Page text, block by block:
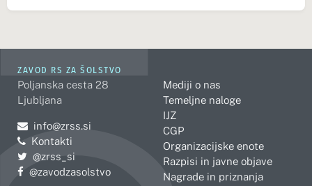
ZAVOD RS ZA ŠOLSTVO
Poljanska cesta 28
Ljubljana
Pošljite e-mail na
info@zrss.si
Kontakti
Pojdite na Twitter:
@zrss_si
Pojdite na Facebook:
@zavodzasolstvo
Mediji o nas
Temeljne naloge
IJZ
CGP
Organizacijske enote
Razpisi in javne objave
Nagrade in priznanja